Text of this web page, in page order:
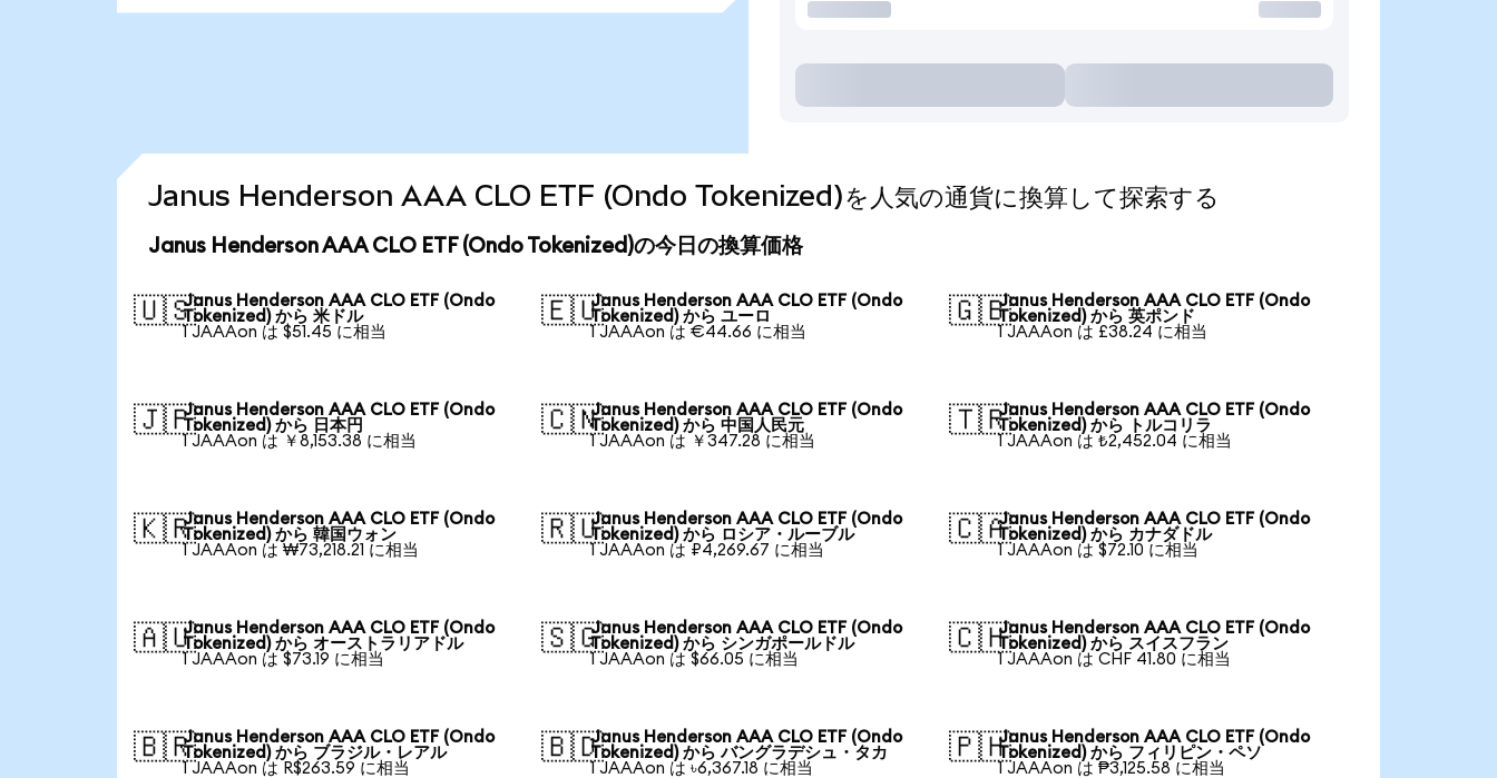
Janus Henderson AAA CLO ETF (Ondo Tokenized)を人気の通貨に換算して探索する
Janus Henderson AAA CLO ETF (Ondo Tokenized)の今日の換算価格
🇺🇸Janus Henderson AAA CLO ETF (Ondo
Tokenized) から 米ドル
1 JAAAon は $51.45 に相当
🇪🇺Janus Henderson AAA CLO ETF (Ondo
Tokenized) から ユーロ
1 JAAAon は €44.66 に相当
🇬🇧Janus Henderson AAA CLO ETF (Ondo
Tokenized) から 英ポンド
1 JAAAon は £38.24 に相当
🇯🇵Janus Henderson AAA CLO ETF (Ondo
Tokenized) から 日本円
1 JAAAon は ￥8,153.38 に相当
🇨🇳Janus Henderson AAA CLO ETF (Ondo
Tokenized) から 中国人民元
1 JAAAon は ￥347.28 に相当
🇹🇷Janus Henderson AAA CLO ETF (Ondo
Tokenized) から トルコリラ
1 JAAAon は ₺2,452.04 に相当
🇰🇷Janus Henderson AAA CLO ETF (Ondo
Tokenized) から 韓国ウォン
1 JAAAon は ₩73,218.21 に相当
🇷🇺Janus Henderson AAA CLO ETF (Ondo
Tokenized) から ロシア・ルーブル
1 JAAAon は ₽4,269.67 に相当
🇨🇦Janus Henderson AAA CLO ETF (Ondo
Tokenized) から カナダドル
1 JAAAon は $72.10 に相当
🇦🇺Janus Henderson AAA CLO ETF (Ondo
Tokenized) から オーストラリアドル
1 JAAAon は $73.19 に相当
🇸🇬Janus Henderson AAA CLO ETF (Ondo
Tokenized) から シンガポールドル
1 JAAAon は $66.05 に相当
🇨🇭Janus Henderson AAA CLO ETF (Ondo
Tokenized) から スイスフラン
1 JAAAon は CHF 41.80 に相当
🇧🇷Janus Henderson AAA CLO ETF (Ondo
Tokenized) から ブラジル・レアル
1 JAAAon は R$263.59 に相当
🇧🇩Janus Henderson AAA CLO ETF (Ondo
Tokenized) から バングラデシュ・タカ
1 JAAAon は ৳6,367.18 に相当
🇵🇭Janus Henderson AAA CLO ETF (Ondo
Tokenized) から フィリピン・ペソ
1 JAAAon は ₱3,125.58 に相当